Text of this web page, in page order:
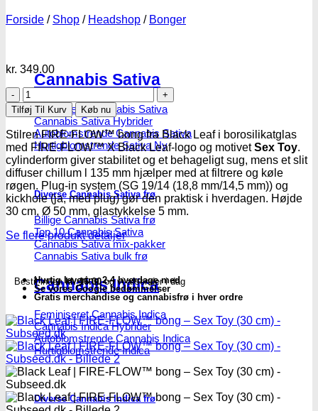
Cannabis Sativa
Feminiseret Cannabis Sativa
Cannabis Sativa Hybrider
Autoblomstrende Cannabis Sativa
Hurtigblomstrende Sativa
Diverse Cannabis Sativa frø
Billige Cannabis Sativa frø
Top 10 Cannabis Sativa
Cannabis Sativa mix-pakker
Cannabis Sativa bulk frø
Cannabis Indica
Feminiseret Cannabis Indica
Cannabis Indica Hybrider
Autoblomstrende Cannabis Indica
Hurtigblomstrende Indica
Diverse Cannabis Indica frø
Forside / Shop / Headshop / Bonger
kr. 349.00
Black
Leaf
|
FIRE-
FLOW™
bong
–
Sex
Toy
(30
cm)
-
Subseed.dk
antal
Tilføj Til Kurv Køb nu
Stilren FIRE-FLOW™ bong fra Black Leaf i borosilikatglas
med FIRE-FLOW™ X Black Leaf-logo og motivetSex Toy.
cylinderform giver stabilitet og et behageligt sug, mens et slit
diffuser chillum l 135 mm hjælper med at filtrere og køle
røgen. Plug-in system (SG 19/14 (18,8 mm/14,5 mm)) og
kickhole (ja, med plug) gør den praktisk i hverdagen. Højde
30 cm, Ø 50 mm, glastykkelse 5 mm.
Se flere produkt detaljer
Bestil indenkl. 16.00og vi afsender i dag
Hurtig levering 2-4 hverdage med
Se vores Google bedømmelser
Gratis merchandise og cannabisfrø i hver ordre